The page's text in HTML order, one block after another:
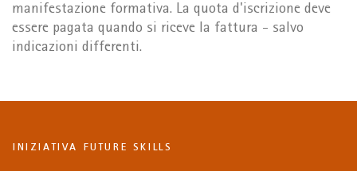
manifestazione formativa. La quota d'iscrizione deve
essere pagata quando si riceve la fattura - salvo
indicazioni differenti.
INIZIATIVA FUTURE SKILLS